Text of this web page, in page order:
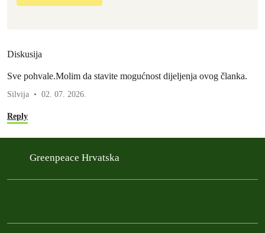
Diskusija
Sve pohvale.Molim da stavite mogućnost dijeljenja ovog članka.
Silvija 02. 07. 2026.
Reply
Greenpeace Hrvatska